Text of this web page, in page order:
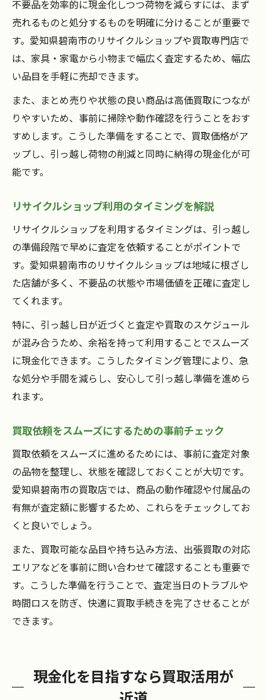
不要品を効率的に現金化しつつ荷物を減らすには、まず
売れるものと処分するものを明確に分けることが重要で
す。愛知県碧南市のリサイクルショップや買取専門店で
は、家具・家電から小物まで幅広く査定するため、幅広
い品目を手軽に売却できます。
また、まとめ売りや状態の良い商品は高価買取につなが
りやすいため、事前に掃除や動作確認を行うことをおす
すめします。こうした準備をすることで、買取価格がア
ップし、引っ越し荷物の削減と同時に納得の現金化が可
能です。
リサイクルショップ利用のタイミングを解説
リサイクルショップを利用するタイミングは、引っ越し
の準備段階で早めに査定を依頼することがポイントで
す。愛知県碧南市のリサイクルショップは地域に根ざし
た店舗が多く、不要品の状態や市場価値を正確に査定し
てくれます。
特に、引っ越し日が近づくと査定や買取のスケジュール
が混み合うため、余裕を持って利用することでスムーズ
に現金化できます。こうしたタイミング管理により、急
な処分や手間を減らし、安心して引っ越し準備を進めら
れます。
買取依頼をスムーズにするための事前チェック
買取依頼をスムーズに進めるためには、事前に査定対象
の品物を整理し、状態を確認しておくことが大切です。
愛知県碧南市の買取店では、商品の動作確認や付属品の
有無が査定額に影響するため、これらをチェックしてお
くと良いでしょう。
また、買取可能な品目や持ち込み方法、出張買取の対応
エリアなどを事前に問い合わせて確認することも重要で
す。こうした準備を行うことで、査定当日のトラブルや
時間ロスを防ぎ、快適に買取手続きを完了させることが
できます。
現金化を目指すなら買取活用が